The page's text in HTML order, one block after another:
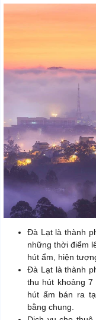
Đà Lạt là thành
những thời điểm
hút ẩm, hiện
Đà Lạt là thành
thu hút khoảng
hút ẩm bán ra
bằng chung.